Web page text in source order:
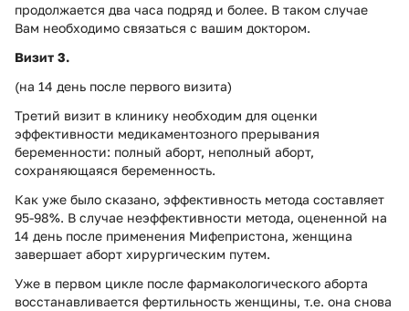
продолжается два часа подряд и более. В таком случае
Вам необходимо связаться с вашим доктором.
Визит 3.
(на 14 день после первого визита)
Третий визит в клинику необходим для оценки
эффективности медикаментозного прерывания
беременности: полный аборт, неполный аборт,
сохраняющаяся беременность.
Как уже было сказано, эффективность метода составляет
95-98%. В случае неэффективности метода, оцененной на
14 день после применения Мифепристона, женщина
завершает аборт хирургическим путем.
Уже в первом цикле после фармакологического аборта
восстанавливается фертильность женщины, т.е. она снова